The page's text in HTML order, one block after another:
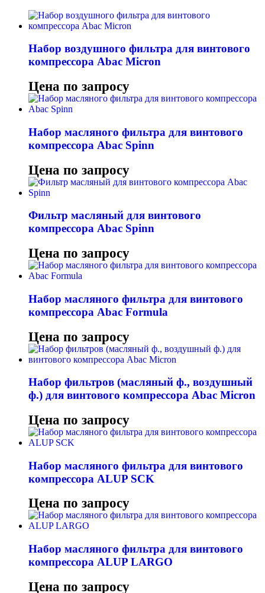
Набор воздушного фильтра для винтового
компрессора Abac Micron
Цена по запросу
Набор масляного фильтра для винтового
компрессора Abac Spinn
Цена по запросу
Фильтр масляный для винтового
компрессора Abac Spinn
Цена по запросу
Набор масляного фильтра для винтового
компрессора Abac Formula
Цена по запросу
Набор фильтров (масляный ф., воздушный
ф.) для винтового компрессора Abac Micron
Цена по запросу
Набор масляного фильтра для винтового
компрессора ALUP SCK
Цена по запросу
Набор масляного фильтра для винтового
компрессора ALUP LARGO
Цена по запросу